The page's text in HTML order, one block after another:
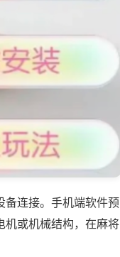
备连接。手机端软件预
机或机械结构，在麻将